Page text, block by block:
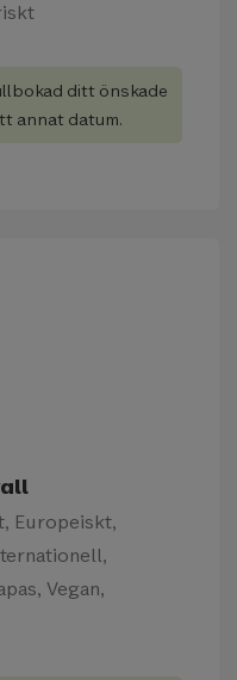
ditt önskade
annat datum.
Europeiskt,
Vegan,